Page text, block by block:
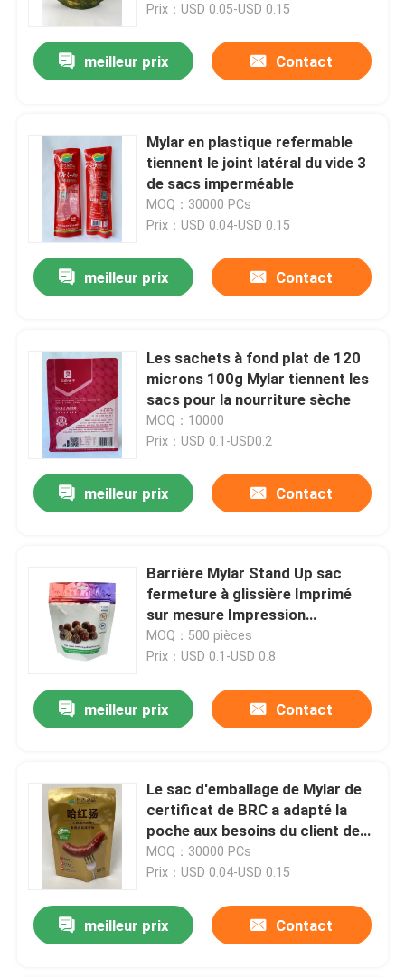
Prix：USD 0.05-USD 0.15
meilleur prix Contact
Mylar en plastique refermable
tiennent le joint latéral du vide 3
de sacs imperméable
MOQ：30000 PCs
Prix：USD 0.04-USD 0.15
meilleur prix Contact
Les sachets à fond plat de 120
microns 100g Mylar tiennent les
sacs pour la nourriture sèche
MOQ：10000
Prix：USD 0.1-USD0.2
meilleur prix Contact
Barrière Mylar Stand Up sac
fermeture à glissière Imprimé
sur mesure Impression
numérique alimentaire
MOQ：500 pièces
Prix：USD 0.1-USD 0.8
meilleur prix Contact
Le sac d'emballage de Mylar de
certificat de BRC a adapté la
poche aux besoins du client de
Mylar
MOQ：30000 PCs
Prix：USD 0.04-USD 0.15
meilleur prix Contact